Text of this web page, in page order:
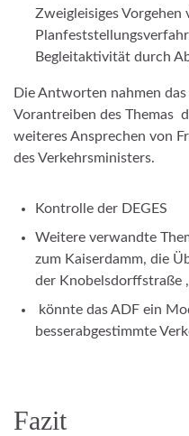
Zweigleisiges Vorgehen
Begleitaktivität durch
Die Antworten nahmen
Vorantreiben des Themas
weiteres Ansprechen von
des Verkehrsministers.
Kontrolle der DEGES
Weitere verwandte
zum Kaiserdamm, die
der Knobelsdorffstraße ,
könnte das ADF ein
besserabgestimmte
Fazit